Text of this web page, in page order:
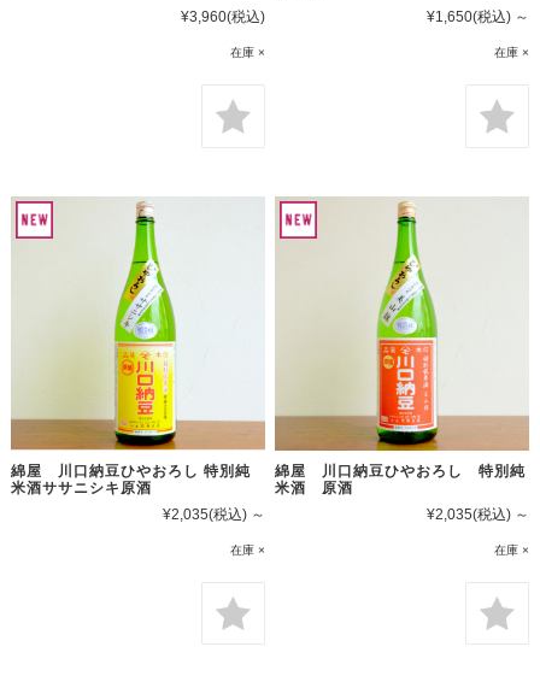
¥3,960(税込)
在庫 ×
¥1,650(税込) ～
在庫 ×
綿屋 川口納豆ひやおろし 特別純
米酒ササニシキ原酒
¥2,035(税込) ～
在庫 ×
綿屋 川口納豆ひやおろし 特別純
米酒 原酒
¥2,035(税込) ～
在庫 ×